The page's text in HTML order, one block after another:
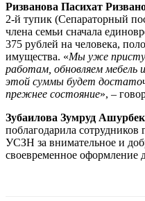
Ризванова Пасихат
2-й тупик (Сепараторный
члена семьи сначала
375 рублей на человека,
имущества. «Мы уже
работам, обновляем
этой суммы будет
прежнее состояние», –
Зубаилова Зумруд
поблагодарила
УСЗН за внимательное и
своевременное оформление